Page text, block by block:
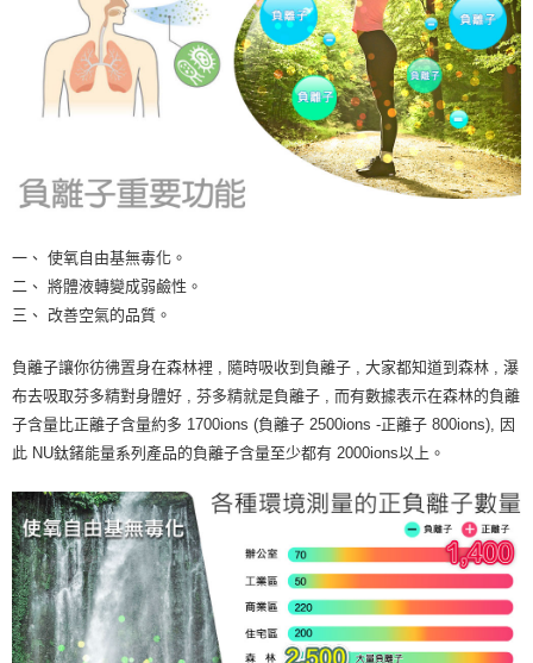
一、 使氧自由基無毒化。
二、 將體液轉變成弱鹼性。
三、 改善空氣的品質。
負離子讓你彷彿置身在森林裡 , 隨時吸收到負離子 , 大家都知道到森林 , 瀑
布去吸取芬多精對身體好 , 芬多精就是負離子 , 而有數據表示在森林的負離
子含量比正離子含量約多 1700ions (負離子 2500ions -正離子 800ions), 因
此 NU鈦鍺能量系列產品的負離子含量至少都有 2000ions以上。